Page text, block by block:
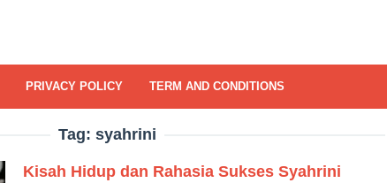
PRIVACY POLICY TERM AND CONDITIONS
Tag: syahrini
Kisah Hidup dan Rahasia Sukses Syahrini